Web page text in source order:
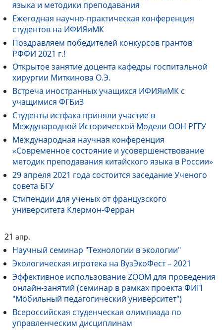
языка и методики преподавания
Ежегодная научно-практическая конференция
студентов на ИФИЯиМК
Поздравляем победителей конкурсов грантов
РФФИ 2021 г.!
Открытое занятие доцента кафедры госпитальной
хирургии Миткинова О.Э.
Встреча иностранных учащихся ИФИЯиМК с
учащимися ФГБиЗ
Студенты истфака приняли участие в
Международной Исторической Модели ООН РГГУ
Международная научная конференция
«Современное состояние и усовершенствование
методик преподавания китайского языка в России»
29 апреля 2021 года состоится заседание Ученого
совета БГУ
Стипендии для ученых от французского
университета Клермон-Ферран
21 апр.
Научный семинар "Технологии в экологии"
Экологическая игротека на ВузЭкоФест – 2021
Эффективное использование ZOOM для проведения
онлайн-занятий (семинар в рамках проекта ФИП
"Мобильный педагогический университет")
Всероссийская студенческая олимпиада по
управленческим дисциплинам